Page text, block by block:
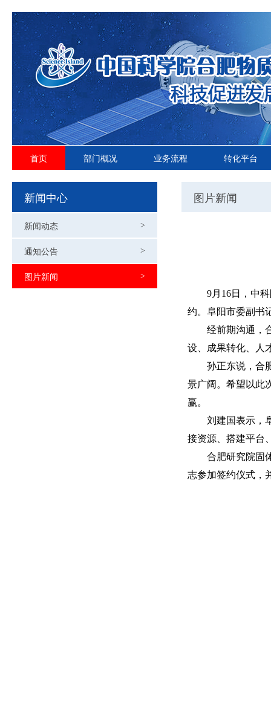
首页 部门概况 业务流程 转化平台
新闻中心
>
新闻动态
>
通知公告
>
图片新闻
图片新闻
9月 16日，中
约。阜阳市委副书
经前期沟通，
设、成果转化、人
孙正东说，合
景广阔。希望以此
赢。
刘建国表示，
接资源、搭建平台
合肥研究院固
志参加签约仪式，